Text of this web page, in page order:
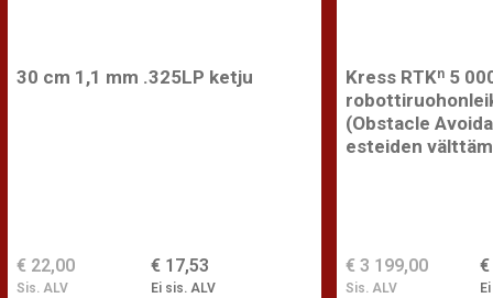
30 cm 1,1 mm .325LP ketju
€ 17,53
Ei sis. ALV
€ 22,00
Sis. ALV
Kress RTKⁿ 5
(Obstacle
esteiden
€
€ 3 199,00
Sis. ALV